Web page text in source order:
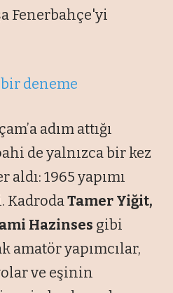
Fenerbahçe'yi
deneme
adım attığı
de yalnızca bir kez
1965 yapımı
. Kadroda Tamer Yiğit,
Hazinses gibi
amatör yapımcılar,
ve eşinin